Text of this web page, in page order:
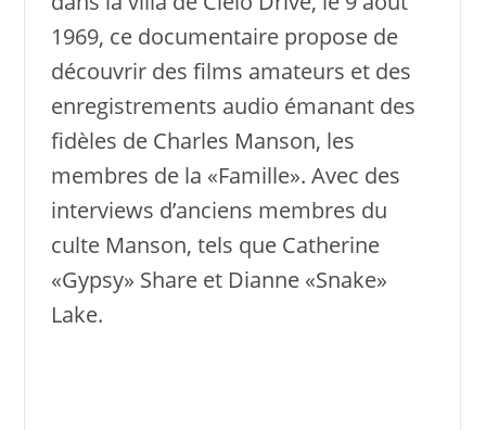
1969, ce documentaire propose de
découvrir des films amateurs et des
enregistrements audio émanant des
fidèles de Charles Manson, les
membres de la «Famille». Avec des
interviews d’anciens membres du
culte Manson, tels que Catherine
«Gypsy» Share et Dianne «Snake»
Lake.